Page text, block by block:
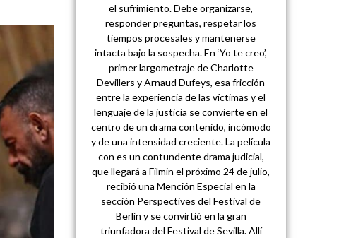
el sufrimiento. Debe organizarse,
responder preguntas, respetar los
tiempos procesales y mantenerse
intacta bajo la sospecha. En ‘Yo te creo’,
primer largometraje de Charlotte
Devillers y Arnaud Dufeys, esa fricción
entre la experiencia de las víctimas y el
lenguaje de la justicia se convierte en el
centro de un drama contenido, incómodo
y de una intensidad creciente. La película
con es un contundente drama judicial,
que llegará a Filmin el próximo 24 de julio,
recibió una Mención Especial en la
sección Perspectives del Festival de
Berlín y se convirtió en la gran
triunfadora del Festival de Sevilla. Allí